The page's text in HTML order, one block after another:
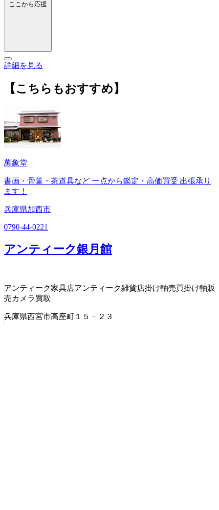
ここから応援
詳細を見る
【こちらもおすすめ】
萬象堂
書画・骨董・茶道具など 一点から鑑定・高価買受 出張承り
ます！
兵庫県加西市
0790-44-0221
アンティーク銀月館
アンティーク家具店アンティーク雑貨店掛け軸売買掛け軸販
売カメラ買取
兵庫県西宮市高座町１５－２３